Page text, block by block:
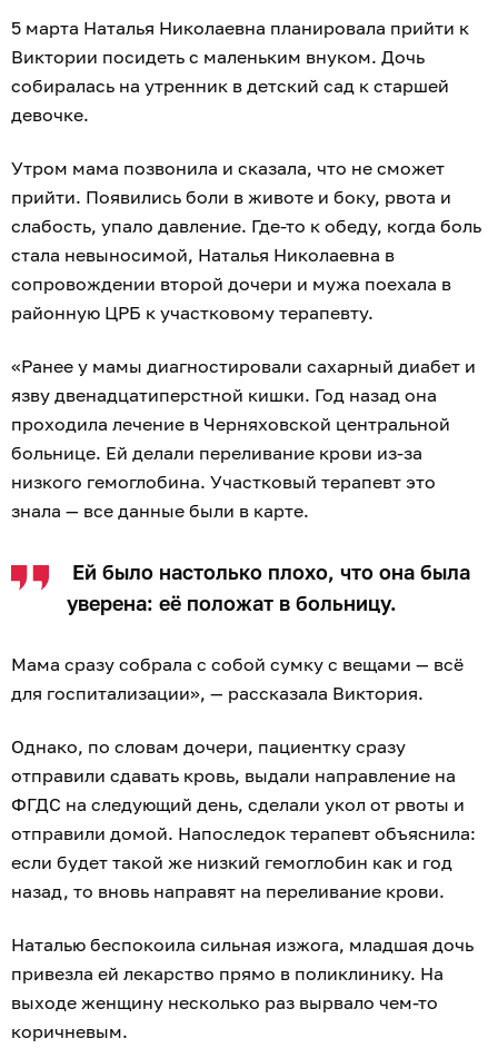
5 марта Наталья Николаевна планировала прийти к
Виктории посидеть с маленьким внуком. Дочь
собиралась на утренник в детский сад к старшей
девочке.
Утром мама позвонила и сказала, что не сможет
прийти. Появились боли в животе и боку, рвота и
слабость, упало давление. Где-то к обеду, когда боль
стала невыносимой, Наталья Николаевна в
сопровождении второй дочери и мужа поехала в
районную ЦРБ к участковому терапевту.
«Ранее у мамы диагностировали сахарный диабет и
язву двенадцатиперстной кишки. Год назад она
проходила лечение в Черняховской центральной
больнице. Ей делали переливание крови из-за
низкого гемоглобина. Участковый терапевт это
знала — все данные были в карте.
Ей было настолько плохо, что она была
уверена: её положат в больницу.
Мама сразу собрала с собой сумку с вещами — всё
для госпитализации», — рассказала Виктория.
Однако, по словам дочери, пациентку сразу
отправили сдавать кровь, выдали направление на
ФГДС на следующий день, сделали укол от рвоты и
отправили домой. Напоследок терапевт объяснила:
если будет такой же низкий гемоглобин как и год
назад, то вновь направят на переливание крови.
Наталью беспокоила сильная изжога, младшая дочь
привезла ей лекарство прямо в поликлинику. На
выходе женщину несколько раз вырвало чем-то
коричневым.